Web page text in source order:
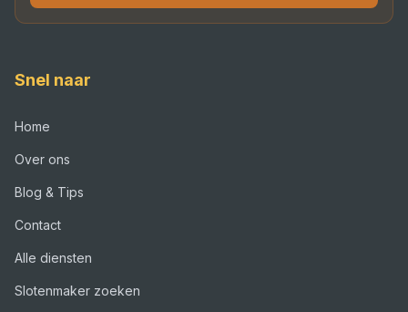
Snel naar
Home
Over ons
Blog & Tips
Contact
Alle diensten
Slotenmaker zoeken